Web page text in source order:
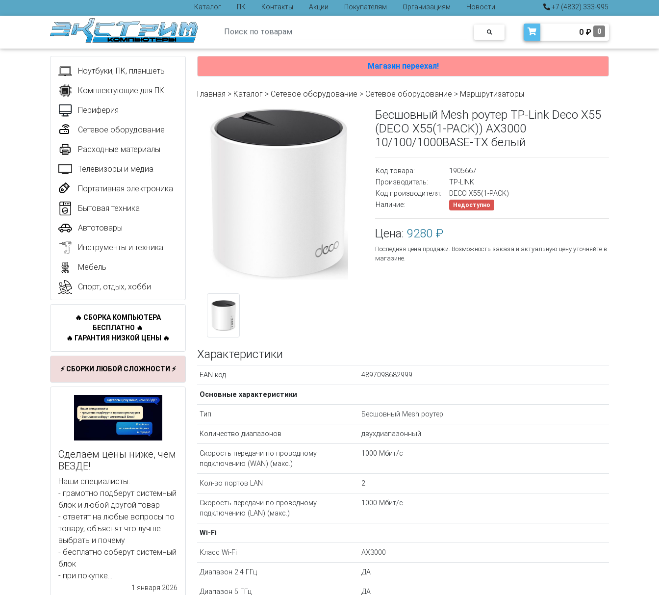
Каталог ПК Контакты Акции Покупателям Организациям
Новости
Отзывы
+7 (4832) 333-995
0 ₽ 0
Ноутбуки, ПК, планшеты
Комплектующие для ПК
Периферия
Сетевое оборудование
Расходные материалы
Телевизоры и медиа
Портативная электроника
Бытовая техника
Автотовары
Инструменты и техника
Мебель
Спорт, отдых, хобби
🔥 СБОРКА КОМПЬЮТЕРА
БЕСПЛАТНО 🔥
🔥 ГАРАНТИЯ НИЗКОЙ ЦЕНЫ 🔥
⚡ СБОРКИ ЛЮБОЙ СЛОЖНОСТИ ⚡
Сделаем цены ниже, чем
ВЕЗДЕ!
Наши специалисты:
- грамотно подберут системный
блок и любой другой товар
- ответят на любые вопросы по
товару, объяснят что лучше
выбрать и почему
- бесплатно соберут системный
блок
- при покупке...
1 января 2026
Магазин переехал!
Главная > Каталог > Сетевое оборудование > Cетевое оборудование > Маршрутизаторы
Бесшовный Mesh роутер TP-Link Deco X55
(DECO X55(1-PACK)) AX3000
10/100/1000BASE-TX белый
Код товара:
1905667
Производитель:
TP-LINK
Код производителя:
DECO X55(1-PACK)
Наличие:
Недоступно
Цена: 9280 ₽
Последняя цена продажи. Возможность заказа и актуальную цену уточняйте в
магазине.
Характеристики
EAN код 4897098682999
Основные характеристики
Тип Бесшовный Mesh роутер
Количество диапазонов двухдиапазонный
Скорость передачи по проводному
подключению (WAN) (макс.)
1000 Мбит/с
Кол-во портов LAN 2
Скорость передачи по проводному
подключению (LAN) (макс.)
1000 Мбит/с
Wi-Fi
Класс Wi-Fi AX3000
Диапазон 2.4 ГГц ДА
Диапазон 5 ГГц ДА